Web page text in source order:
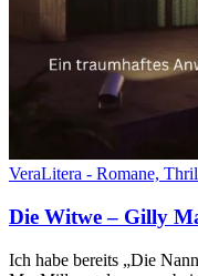
VeraLitera - Romane,
Die Witwe – Gilly
Ich habe bereits „Die